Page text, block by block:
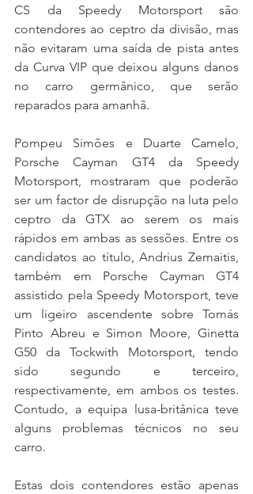
CS da Speedy Motorsport são
contendores ao ceptro da divisão, mas
não evitaram uma saída de pista antes
da Curva VIP que deixou alguns danos
no carro germânico, que serão
reparados para amanhã.
Pompeu Simões e Duarte Camelo,
Porsche Cayman GT4 da Speedy
Motorsport, mostraram que poderão
ser um factor de disrupção na luta pelo
ceptro da GTX ao serem os mais
rápidos em ambas as sessões. Entre os
candidatos ao título, Andrius Zemaitis,
também em Porsche Cayman GT4
assistido pela Speedy Motorsport, teve
um ligeiro ascendente sobre Tomás
Pinto Abreu e Simon Moore, Ginetta
G50 da Tockwith Motorsport, tendo
sido segundo e terceiro,
respectivamente, em ambos os testes.
Contudo, a equipa lusa-britânica teve
alguns problemas técnicos no seu
carro.
Estas dois contendores estão apenas